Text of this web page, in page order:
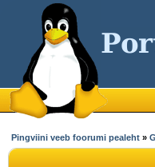
Pingviini veeb foorumi pealeht »